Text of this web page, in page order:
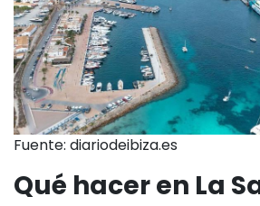
Fuente: diariodeibiza.es
Qué hacer en La